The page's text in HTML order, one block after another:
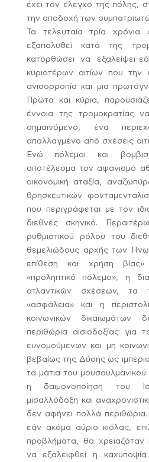
έχει τον έλεγχο της πόλης,
την αποδοχή των
Τα τελευταία τρία
εξαπολυθεί κατά της
κατορθώσει να εξαλείψει-
κυριοτέρων αιτίων που την
ανισορροπία και μια
Πρώτα και κύρια,
έννοια της τρομοκρατίας
σημαινόμενο, ένα
απαλλαγμένο από σχέσεις
Ενώ πόλεμοι και
αποτέλεσμα τον αφανισμό
οικονομική αταξία,
θρησκευτικών
που περιγράφεται με τον
διεθνές σκηνικό.
ρυθμιστικού ρόλου του
θεμελιώδους αρχής των
επίθεση και χρήση
«προληπτικό πόλεμο», η
ατλαντικών σχέσεων, τα
«ασφάλεια» και η
κοινωνικών
περιθώρια αισιοδοξίας
ευνομούμενων και μη
βεβαίως της Δύσης ως
τα μάτια του μουσουλμανικού
η δαιμονοποίηση του
μισαλλόδοξη και
δεν αφήνει πολλά περιθώρια.
εάν ακόμα αύριο κιόλας,
προβλήματα, θα χρειαζόταν
να εξαλειφθεί η